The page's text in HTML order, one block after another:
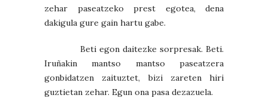
zehar paseatzeko prest egotea, dena
dakigula gure gain hartu gabe.
Beti egon daitezke sorpresak. Beti.
Iruñakin mantso mantso paseatzera
gonbidatzen zaituztet, bizi zareten hiri
guztietan zehar. Egun ona pasa dezazuela.